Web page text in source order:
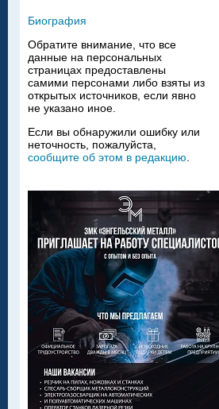
Биография
Обратите внимание, что все
данные на персональных
страницах предоставлены
самими персонами либо взяты из
открытых источников, если явно
не указано иное.
Если вы обнаружили ошибку или
неточность, пожалуйста,
сообщите об этом в редакцию